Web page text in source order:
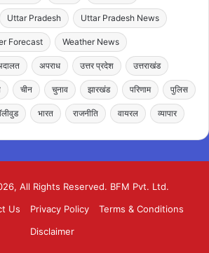
Uttar Pradesh Uttar Pradesh News
Forecast Weather News
अपराध उत्तर प्रदेश उत्तराखंड
चीन चुनाव झारखंड परिणाम पुलिस
भारत राजनीति वायरल व्यापार
All Rights Reserved. BFM Pvt. Ltd.
Us Privacy Policy
Terms & Conditions
Disclaimer